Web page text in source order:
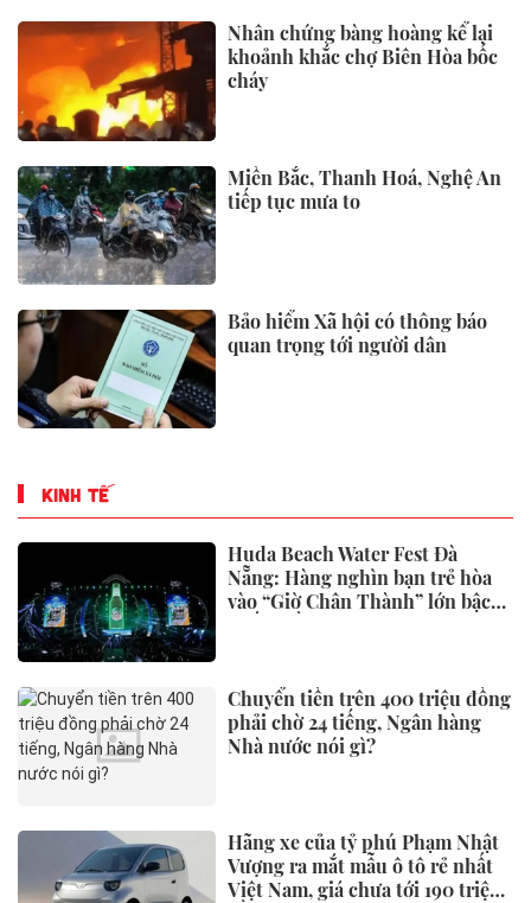
Nhân chứng bàng hoàng kể lại
khoảnh khắc chợ Biên Hòa bốc
cháy
Miền Bắc, Thanh Hoá, Nghệ An
tiếp tục mưa to
Bảo hiểm Xã hội có thông báo
quan trọng tới người dân
KINH TẾ
Huda Beach Water Fest Đà
Nẵng: Hàng nghìn bạn trẻ hòa
vào “Giờ Chân Thành” lớn bậc
Chuyển tiền trên 400 triệu đồng
phải chờ 24 tiếng, Ngân hàng
Nhà nước nói gì?
Hãng xe của tỷ phú Phạm Nhật
Vượng ra mắt mẫu ô tô rẻ nhất
Việt Nam, giá chưa tới 190 triệu